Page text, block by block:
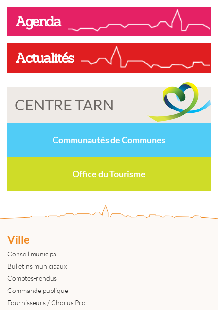
Agenda
Actualités
CENTRE TARN
Communautés de Communes
Office du Tourisme
Ville
Conseil municipal
Bulletins municipaux
Comptes-rendus
Commande publique
Fournisseurs / Chorus Pro